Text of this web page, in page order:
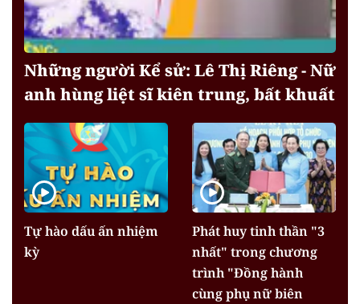
Những người Kể sử: Lê Thị Riêng - Nữ
anh hùng liệt sĩ kiên trung, bất khuất
Tự hào dấu ấn nhiệm
kỳ
Phát huy tinh thần "3
nhất" trong chương
trình "Đồng hành
cùng phụ nữ biên